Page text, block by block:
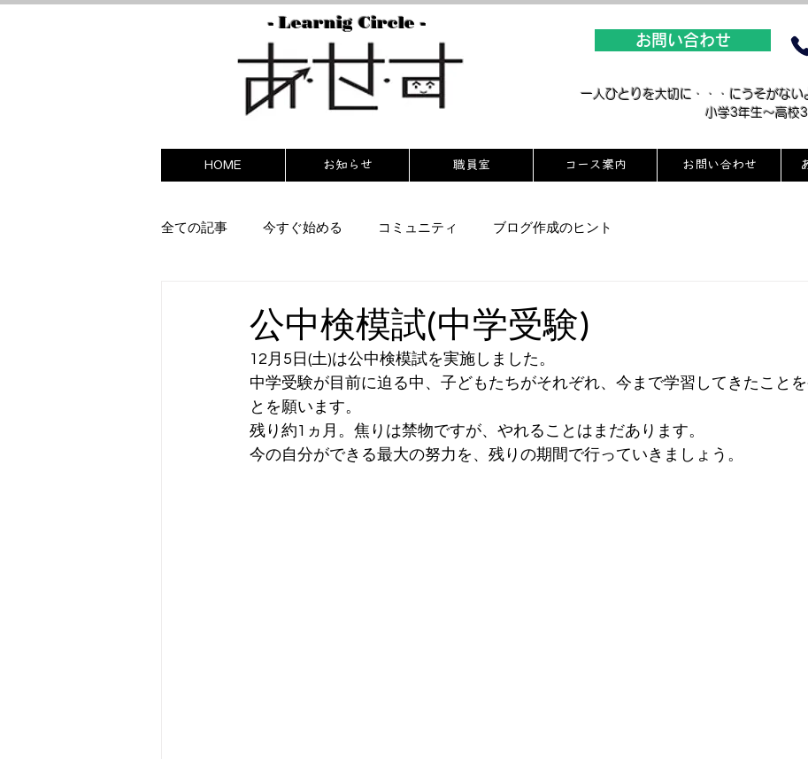
- Learnig Circle -
お問い合わせ
一人ひとりを大切に・・・にうそがない
小学3年生～高校
HOME お知らせ 職員室 コース案内 お問い合わせ
全ての記事 今すぐ始める コミュニティ ブログ作成のヒント
公中検模試(中学受験)
12月5日(土)は公中検模試を実施しました。
中学受験が目前に迫る中、子どもたちがそれぞれ、今まで学習してきたこと
とを願います。
残り約1ヵ月。焦りは禁物ですが、やれることはまだあります。
今の自分ができる最大の努力を、残りの期間で行っていきましょう。